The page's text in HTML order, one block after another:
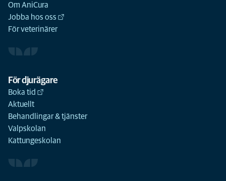
Om AniCura
Jobba hos oss
För veterinärer
För djurägare
Boka tid
Aktuellt
Behandlingar & tjänster
Valpskolan
Kattungeskolan